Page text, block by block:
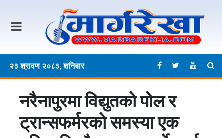
२३ श्रावण २०८३, शनिबार
नरैनापुरमा विद्युतको पोल र
ट्रान्सफर्मरको समस्या एक